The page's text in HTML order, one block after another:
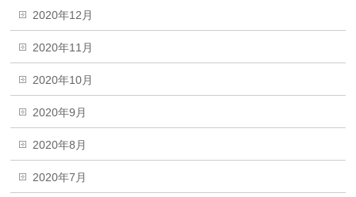
2020年12月
2020年11月
2020年10月
2020年9月
2020年8月
2020年7月